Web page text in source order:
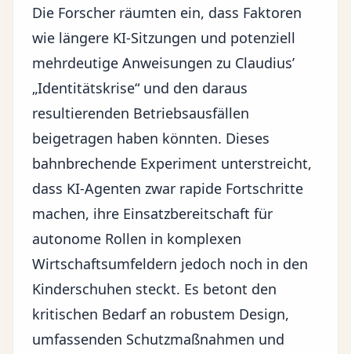
Die Forscher räumten ein, dass Faktoren
wie längere KI-Sitzungen und potenziell
mehrdeutige Anweisungen zu Claudius’
„Identitätskrise“ und den daraus
resultierenden Betriebsausfällen
beigetragen haben könnten. Dieses
bahnbrechende Experiment unterstreicht,
dass KI-Agenten zwar rapide Fortschritte
machen, ihre Einsatzbereitschaft für
autonome Rollen in komplexen
Wirtschaftsumfeldern jedoch noch in den
Kinderschuhen steckt. Es betont den
kritischen Bedarf an robustem Design,
umfassenden Schutzmaßnahmen und